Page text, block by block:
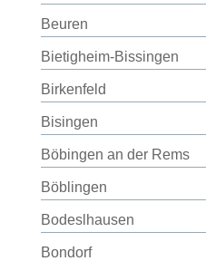
Beuren
Bietigheim-Bissingen
Birkenfeld
Bisingen
Böbingen an der Rems
Böblingen
Bodeslhausen
Bondorf